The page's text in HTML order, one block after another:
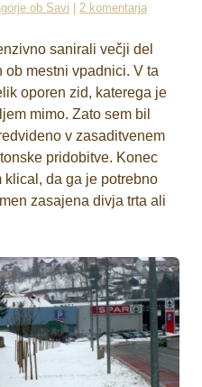
ob Savi 2 komentarja
sanirali večji del
mestni vpadnici. V ta
oporen zid, katerega je
mimo. Zato sem bil
v zasaditvenem
pridobitve. Konec
klical, da ga je potrebno
zasajena divja trta ali